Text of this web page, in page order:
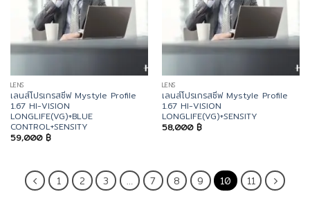
LENS
เลนส์โปรเกรสซีฟ Mystyle Profile
1.67 HI-VISION
LONGLIFE(VG)+BLUE
CONTROL+SENSITY
59,000 ฿
LENS
เลนส์โปรเกรสซีฟ Mystyle Profile
1.67 HI-VISION
LONGLIFE(VG)+SENSITY
58,000 ฿
1 2 3 … 7 8 9 10 11